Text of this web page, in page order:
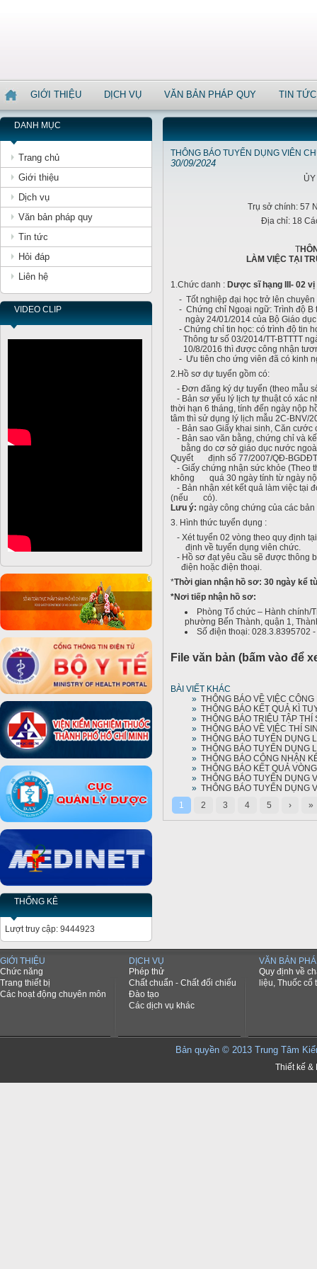
GIỚI THIỆU DỊCH VỤ VĂN BẢN PHÁP QUY TIN TỨC
DANH MỤC
Trang chủ
Giới thiệu
Dịch vụ
Văn bản pháp quy
Tin tức
Hỏi đáp
Liên hệ
VIDEO CLIP
THỐNG KÊ
Lượt truy cập: 9444923
THÔNG BÁO TUYỂN DỤNG VIÊN
30/09/2024
Trụ sở chính: 57
Địa chỉ: 18
T
LÀM VIỆC TẠI
1.Chức danh : Dược sĩ hạng III- 02
- Tốt nghiệp đại học trở lên chuyên
- Chứng chỉ Ngoại ngữ: Trình độ B
ngày 24/01/2014 của Bộ Giáo dục
- Chứng chỉ tin học: có trình độ tin
Thông tư số 03/2014/TT-BTTTT
10/8/2016 thì được công nhận
- Ưu tiên cho ứng viên đã có kinh
2.Hồ sơ dự tuyển gồm có:
- Đơn đăng ký dự tuyển (theo mẫu
- Bản sơ yếu lý lịch tự thuật có xác
thời hạn 6 tháng, tính đến ngày nộp
tâm thì sử dụng lý lịch mẫu 2C-BNV/
- Bản sao Giấy khai sinh, Căn cước
- Bản sao văn bằng, chứng chỉ và
bằng do cơ sở giáo dục nước
Quyết định số 77/2007/QĐ-BGDĐT
- Giấy chứng nhận sức khỏe (Theo
không quá 30 ngày tính từ ngày
- Bản nhận xét kết quả làm việc tại
(nếu có).
Lưu ý: ngày công chứng của các
3. Hình thức tuyển dụng :
- Xét tuyển 02 vòng theo quy định
định về tuyển dụng viên chức.
- Hồ sơ đạt yêu cầu sẽ được thông
điện hoặc điện thoại.
*Thời gian nhận hồ sơ: 30 ngày kể
*Nơi tiếp nhận hồ sơ:
Phòng Tổ chức – Hành chính/
phường Bến Thành, quận 1,
Số điện thoại: 028.3.8395702
File văn bản (bấm vào để
BÀI VIẾT KHÁC
» THÔNG BÁO VỀ VIỆC
» THÔNG BÁO KẾT QUẢ KÌ
» THÔNG BÁO TRIỆU TẬP
» THÔNG BÁO VỀ VIỆC THÍ
» THÔNG BÁO TUYỂN DỤNG
» THÔNG BÁO TUYỂN DỤNG
» THÔNG BÁO CÔNG NHẬN
» THÔNG BÁO KẾT QUẢ
» THÔNG BÁO TUYỂN DỤNG
» THÔNG BÁO TUYỂN DỤNG
1
2 3 4 5 › »
GIỚI THIỆU
Chức năng
Trang thiết bị
Các hoạt động chuyên môn
DỊCH VỤ
Phép thử
Chất chuẩn - Chất đối chiếu
Đào tạo
Các dịch vụ khác
VĂN BẢN
Quy định về
liệu, Thuốc cổ
Bản quyền © 2013 Trung Tâm
Thiết kế